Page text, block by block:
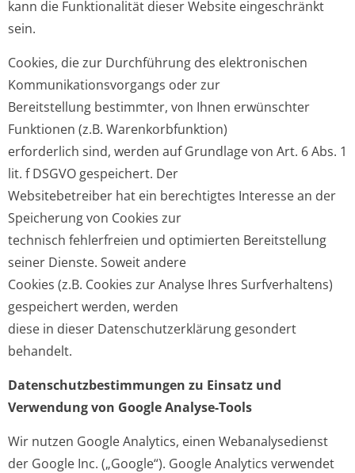
kann die Funktionalität dieser Website eingeschränkt
sein.
Cookies, die zur Durchführung des elektronischen
Kommunikationsvorgangs oder zur
Bereitstellung bestimmter, von Ihnen erwünschter
Funktionen (z.B. Warenkorbfunktion)
erforderlich sind, werden auf Grundlage von Art. 6 Abs. 1
lit. f DSGVO gespeichert. Der
Websitebetreiber hat ein berechtigtes Interesse an der
Speicherung von Cookies zur
technisch fehlerfreien und optimierten Bereitstellung
seiner Dienste. Soweit andere
Cookies (z.B. Cookies zur Analyse Ihres Surfverhaltens)
gespeichert werden, werden
diese in dieser Datenschutzerklärung gesondert
behandelt.
Datenschutzbestimmungen zu Einsatz und
Verwendung von Google Analyse-Tools
Wir nutzen Google Analytics, einen Webanalysedienst
der Google Inc. („Google“). Google Analytics verwendet